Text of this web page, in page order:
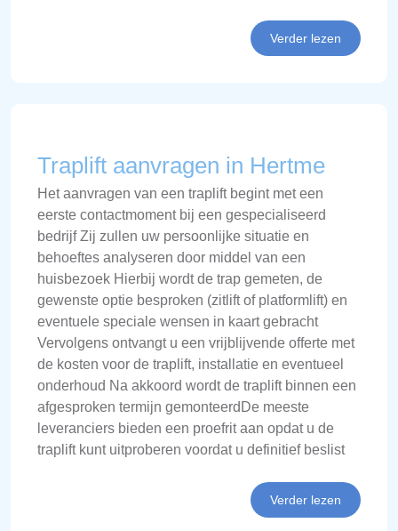
Verder lezen
Traplift aanvragen in Hertme
Het aanvragen van een traplift begint met een
eerste contactmoment bij een gespecialiseerd
bedrijf Zij zullen uw persoonlijke situatie en
behoeftes analyseren door middel van een
huisbezoek Hierbij wordt de trap gemeten, de
gewenste optie besproken (zitlift of platformlift) en
eventuele speciale wensen in kaart gebracht
Vervolgens ontvangt u een vrijblijvende offerte met
de kosten voor de traplift, installatie en eventueel
onderhoud Na akkoord wordt de traplift binnen een
afgesproken termijn gemonteerdDe meeste
leveranciers bieden een proefrit aan opdat u de
traplift kunt uitproberen voordat u definitief beslist
Verder lezen